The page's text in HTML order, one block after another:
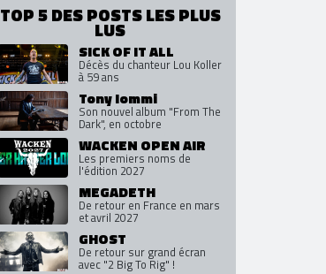
TOP 5 DES POSTS LES PLUS
LUS
SICK OF IT ALL
Décès du chanteur Lou Koller
à 59 ans
Tony Iommi
Son nouvel album "From The
Dark", en octobre
WACKEN OPEN AIR
Les premiers noms de
l'édition 2027
MEGADETH
De retour en France en mars
et avril 2027
GHOST
De retour sur grand écran
avec "2 Big To Rig" !